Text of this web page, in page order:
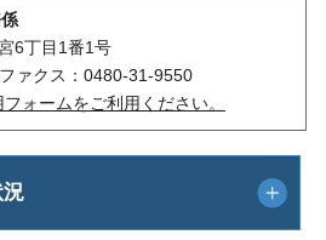
6丁目1番1号
ァクス：0480-31-9550
ォームをご利用ください。